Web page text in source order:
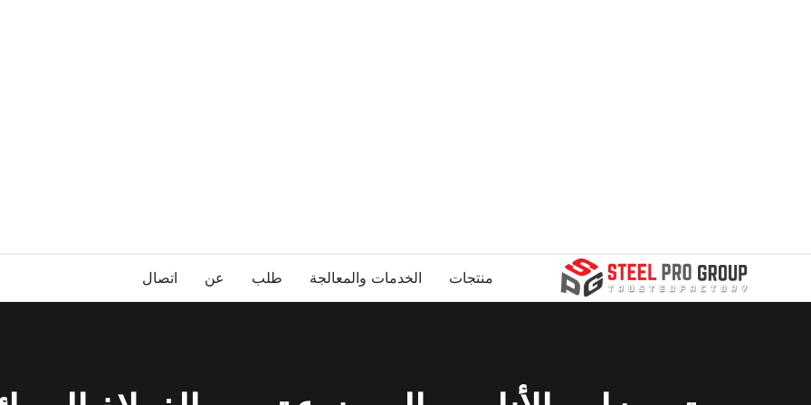
منتجات الخدمات والمعالجة طلب عن اتصال